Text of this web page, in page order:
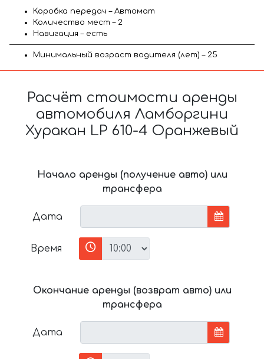
Коробка передач – Автомат
Количество мест – 2
Навигация – есть
Минимальный возраст водителя (лет) – 25
Расчёт стоимости аренды
автомобиля Ламборгини
Хуракан LP 610-4 Оранжевый
Начало аренды (получение авто) или
трансфера
Дата
Время
Окончание аренды (возврат авто) или
трансфера
Дата